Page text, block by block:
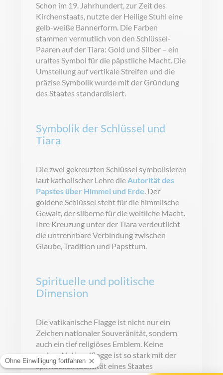
Schon im 19. Jahrhundert, zur Zeit des
Kirchenstaats, nutzte der Heilige Stuhl eine
gelb-weiße Bannerform. Die Farben
stammen vermutlich von den Schlüssel-
Paaren auf der Tiara: Gold und Silber – ein
uraltes Symbol für die päpstliche Macht. Die
Umstellung auf vertikale Streifen und die
präzise Symbolik wurde mit der Gründung
des Staates standardisiert.
Symbolik der Schlüssel und
Tiara
Die zwei gekreuzten Schlüssel symbolisieren
laut katholischer Lehre dieAutorität des
Papstes über Himmel und Erde. Der
goldene Schlüssel steht für die himmlische
Gewalt, der silberne für die weltliche Macht.
Ihre Kreuzung unter der Tiara verdeutlicht
die untrennbare Verbindung zwischen
Glaube, Tradition und Papsttum.
Spirituelle und politische
Dimension
Die vatikanische Flagge ist nicht nur ein
Zeichen nationaler Souveränität, sondern
auch ein tief religiöses Emblem. Keine
andere Nationalflagge ist so stark mit der
spirituellen Identität eines Staates